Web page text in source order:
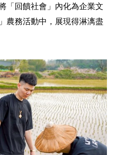
「回饋社會」內化為企業文
」農務活動中，展現得淋漓盡